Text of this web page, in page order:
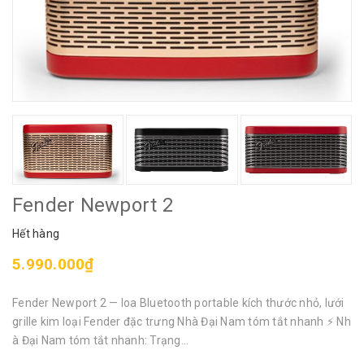
Fender Newport 2
Hết hàng
5.990.000₫
Fender Newport 2 — loa Bluetooth portable kích thước nhỏ, lưới
grille kim loại Fender đặc trưng Nhà Đại Nam tóm tắt nhanh ⚡ Nh
à Đại Nam tóm tắt nhanh: Trạng...